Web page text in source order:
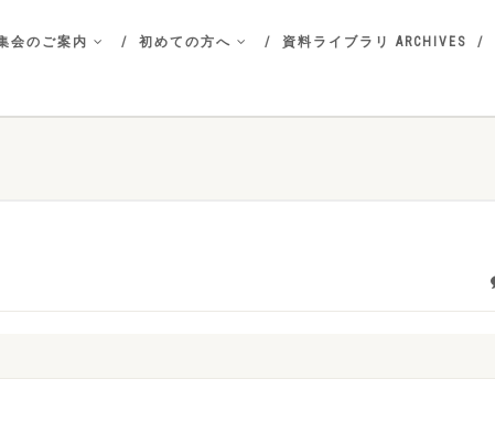
会のご案内 初めての方へ 資料ライブラリ ARCHIVES